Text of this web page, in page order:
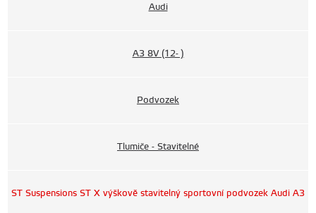
Audi
A3 8V (12- )
Podvozek
Tlumiče - Stavitelné
ST Suspensions ST X výškově stavitelný sportovní podvozek Audi A3